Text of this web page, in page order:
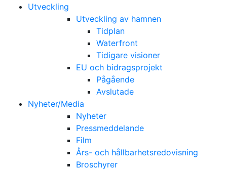
Utveckling
Utveckling av hamnen
Tidplan
Waterfront
Tidigare visioner
EU och bidragsprojekt
Pågående
Avslutade
Nyheter/Media
Nyheter
Pressmeddelande
Film
Års- och hållbarhetsredovisning
Broschyrer